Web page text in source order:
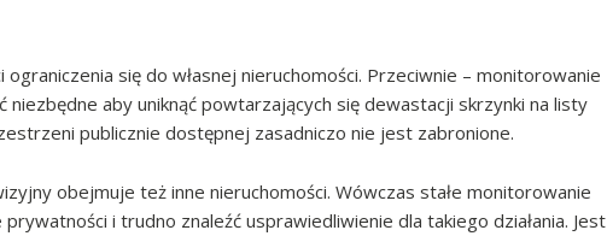
się do własnej nieruchomości. Przeciwnie – monitorowanie
aby uniknąć powtarzających się dewastacji skrzynki na listy
publicznie dostępnej zasadniczo nie jest zabronione.
obejmuje też inne nieruchomości. Wówczas stałe monitorowanie
i trudno znaleźć usprawiedliwienie dla takiego działania. Jest